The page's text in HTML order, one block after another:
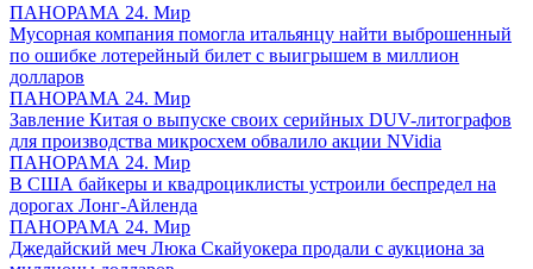
ПАНОРАМА 24. Мир
Мусорная компания помогла итальянцу найти выброшенный
по ошибке лотерейный билет с выигрышем в миллион
долларов
ПАНОРАМА 24. Мир
Завление Китая о выпуске своих серийных DUV-литографов
для производства микросхем обвалило акции NVidia
ПАНОРАМА 24. Мир
В США байкеры и квадроциклисты устроили беспредел на
дорогах Лонг-Айленда
ПАНОРАМА 24. Мир
Джедайский меч Люка Скайуокера продали с аукциона за